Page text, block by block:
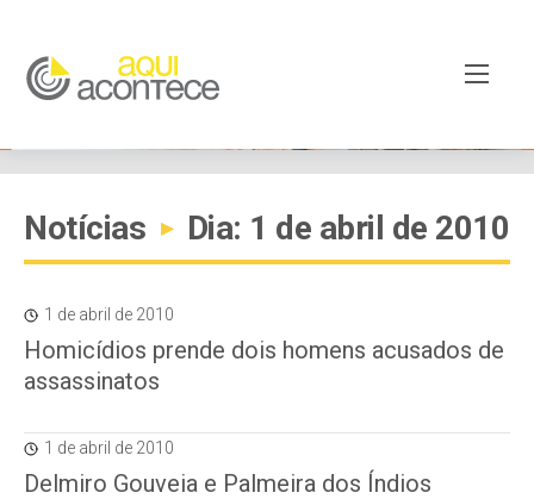
Notícias ▸ Dia: 1 de abril de 2010
1 de abril de 2010
Homicídios prende dois homens acusados de
assassinatos
1 de abril de 2010
Delmiro Gouveia e Palmeira dos Índios